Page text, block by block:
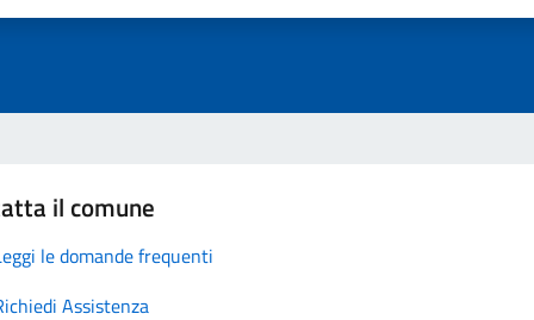
il comune
le domande frequenti
Assistenza